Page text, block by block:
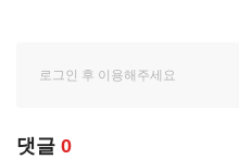
댓글 0